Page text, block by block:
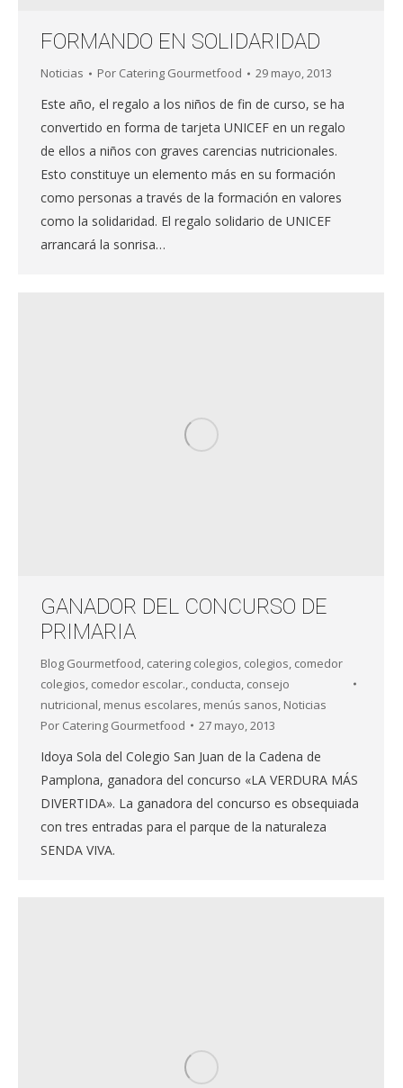
FORMANDO EN SOLIDARIDAD
Noticias Por Catering Gourmetfood 29 mayo, 2013
Este año, el regalo a los niños de fin de curso, se ha
convertido en forma de tarjeta UNICEF en un regalo
de ellos a niños con graves carencias nutricionales.
Esto constituye un elemento más en su formación
como personas a través de la formación en valores
como la solidaridad. El regalo solidario de UNICEF
arrancará la sonrisa…
GANADOR DEL CONCURSO DE
PRIMARIA
Blog Gourmetfood catering colegios colegios comedor
colegios comedor escolar. conducta consejo
nutricional menus escolares menús sanos Noticias
Por Catering Gourmetfood 27 mayo, 2013
Idoya Sola del Colegio San Juan de la Cadena de
Pamplona, ganadora del concurso «LA VERDURA MÁS
DIVERTIDA». La ganadora del concurso es obsequiada
con tres entradas para el parque de la naturaleza
SENDA VIVA.